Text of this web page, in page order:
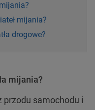
mijania?
drogowe?
mijania?
przodu samochodu i